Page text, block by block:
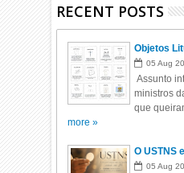
RECENT POSTS
Objetos
05 Aug
Assunto
ministros
que
more »
O USTNS
05 Aug